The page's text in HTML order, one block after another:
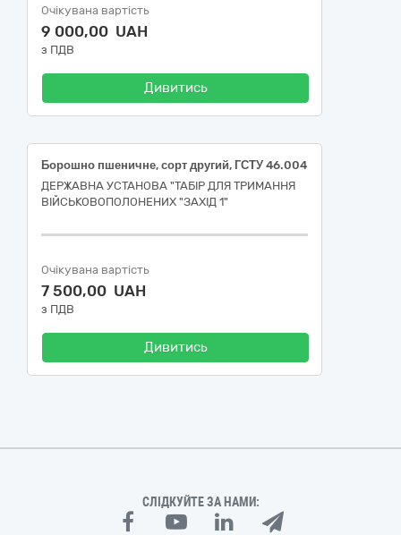
Очікувана вартість
9 000,00 UAH
з ПДВ
Дивитись
Борошно пшеничне, сорт другий, ГСТУ 46.004
ДЕРЖАВНА УСТАНОВА "ТАБІР ДЛЯ ТРИМАННЯ
ВІЙСЬКОВОПОЛОНЕНИХ "ЗАХІД 1"
Очікувана вартість
7 500,00 UAH
з ПДВ
Дивитись
СЛІДКУЙТЕ ЗА НАМИ: